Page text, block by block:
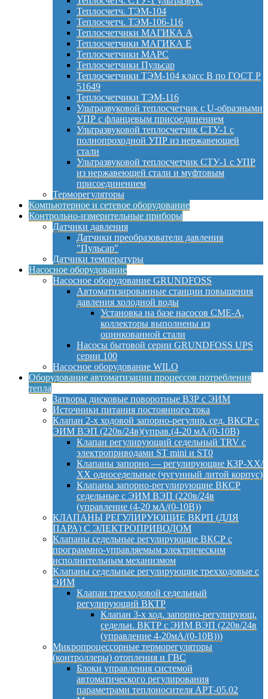
Теплосчетч. ТЭМ-104
Теплосчетч. ТЭМ-106-116
Теплосчетчики МАГИКА А
Теплосчетчики МАГИКА Е
Теплосчетчики МАРС
Теплосчетчики Пульсар
Теплосчетчики ТЭМ-104 класс B по ГОСТ Р
51649
Теплосчетчики ТЭМ-116
Ультразвуковой теплосчетчик с U-образными
УПР с фланцевым присоединением
Ультразвуковой теплосчетчик СТУ-1 с
полнопроходной УПР из нержавеющей
стали
Ультразвуковой теплосчетчик СТУ-1 с УПР
из нержавеющей стали и муфтовым
присоединением
Терморегуляторы
Компьютерное и сетевое оборудование
Контрольно-измерительные приборы
Датчики давления
Датчики преобразователи давления
"Пульсар"
Датчики температуры
Насосное оборудование
Насосное оборудование GRUNDFOSS
Автоматизированные станции повышения
давления холодной воды
Установка на базе насосов CME-A,
коллекторы выполнены из
оцинкованной стали
Насосы бытовой серии GRUNDFOSS UPS
серии 100
Насосное оборудование WILO
Оборудование автоматизации процессов потребления
тепла
Затворы дисковые поворотные ВЗР с ЭИМ
Источники питания постоянного тока
Клапан 2-х ходовой запорно-регулир. сед. ВКСР с
ЭИМ ВЭП (220в/24в)(управ.(4-20 мА/(0-10В)
Клапан регулирующий седельный TRV с
электроприводами ST mini и ST0
Клапаны запорно — регулирующие КЗР-ХХ/
ХХ односедельные (чугунный литой корпус)
Клапаны запорно-регулирующие ВКСР
седельные с ЭИМ ВЭП (220в/24в
(управление (4-20 мА/(0-10В))
КЛАПАНЫ РЕГУЛИРУЮЩИЕ ВКРП (ДЛЯ
ПАРА) С ЭЛЕКТРОПРИВОДОМ
Клапаны седельные регулирующие ВКСР с
программно-управляемым электрическим
исполнительным механизмом
Клапаны седельные регулирующие трехходовые с
ЭИМ
Клапан трехходовой седельный
регулирующий ВКТР
Клапан 3-х ход. запорно-регулирующ.
седельн. ВКТР с ЭИМ ВЭП (220в/24в
(управление 4-20мА/(0-10В)))
Микропроцессорные терморегуляторы
(контроллеры) отопления и ГВС
Блоки управления системой
автоматического регулирования
параметрами теплоносителя АРТ-05.02